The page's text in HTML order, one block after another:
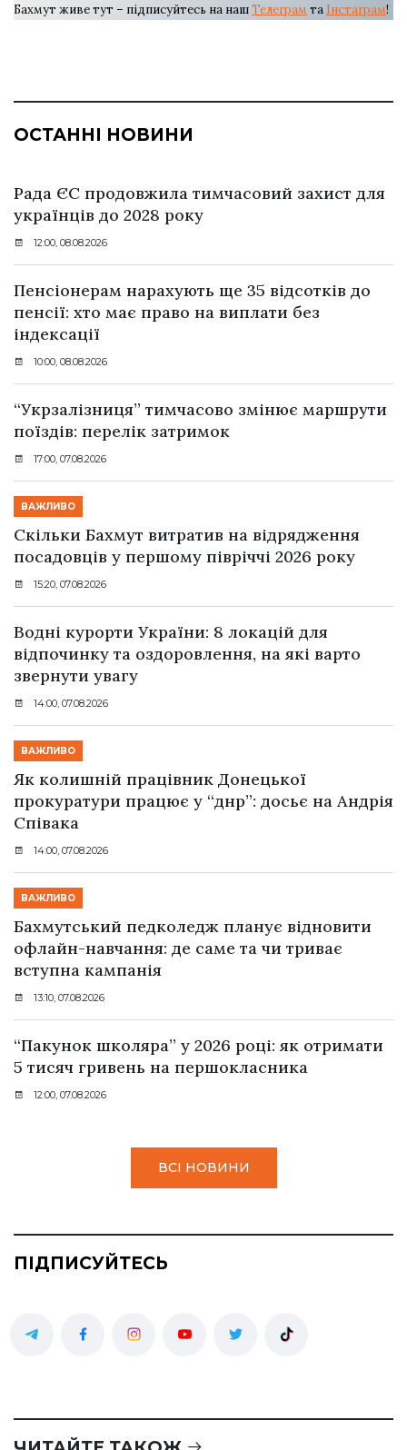
Бахмут живе тут – підписуйтесь на нашТелеграм та Інстаграм!
ОСТАННІ НОВИНИ
Рада ЄС продовжила тимчасовий захист для
українців до 2028 року
12:00, 08.08.2026
Пенсіонерам нарахують ще 35 відсотків до
пенсії: хто має право на виплати без
індексації
10:00, 08.08.2026
“Укрзалізниця” тимчасово змінює маршрути
поїздів: перелік затримок
17:00, 07.08.2026
ВАЖЛИВО
Скільки Бахмут витратив на відрядження
посадовців у першому півріччі 2026 року
15:20, 07.08.2026
Водні курорти України: 8 локацій для
відпочинку та оздоровлення, на які варто
звернути увагу
14:00, 07.08.2026
ВАЖЛИВО
Як колишній працівник Донецької
прокуратури працює у “днр”: досьє на Андрія
Співака
14:00, 07.08.2026
ВАЖЛИВО
Бахмутський педколедж планує відновити
офлайн-навчання: де саме та чи триває
вступна кампанія
13:10, 07.08.2026
“Пакунок школяра” у 2026 році: як отримати
5 тисяч гривень на першокласника
12:00, 07.08.2026
ВСІ НОВИНИ
ПІДПИСУЙТЕСЬ